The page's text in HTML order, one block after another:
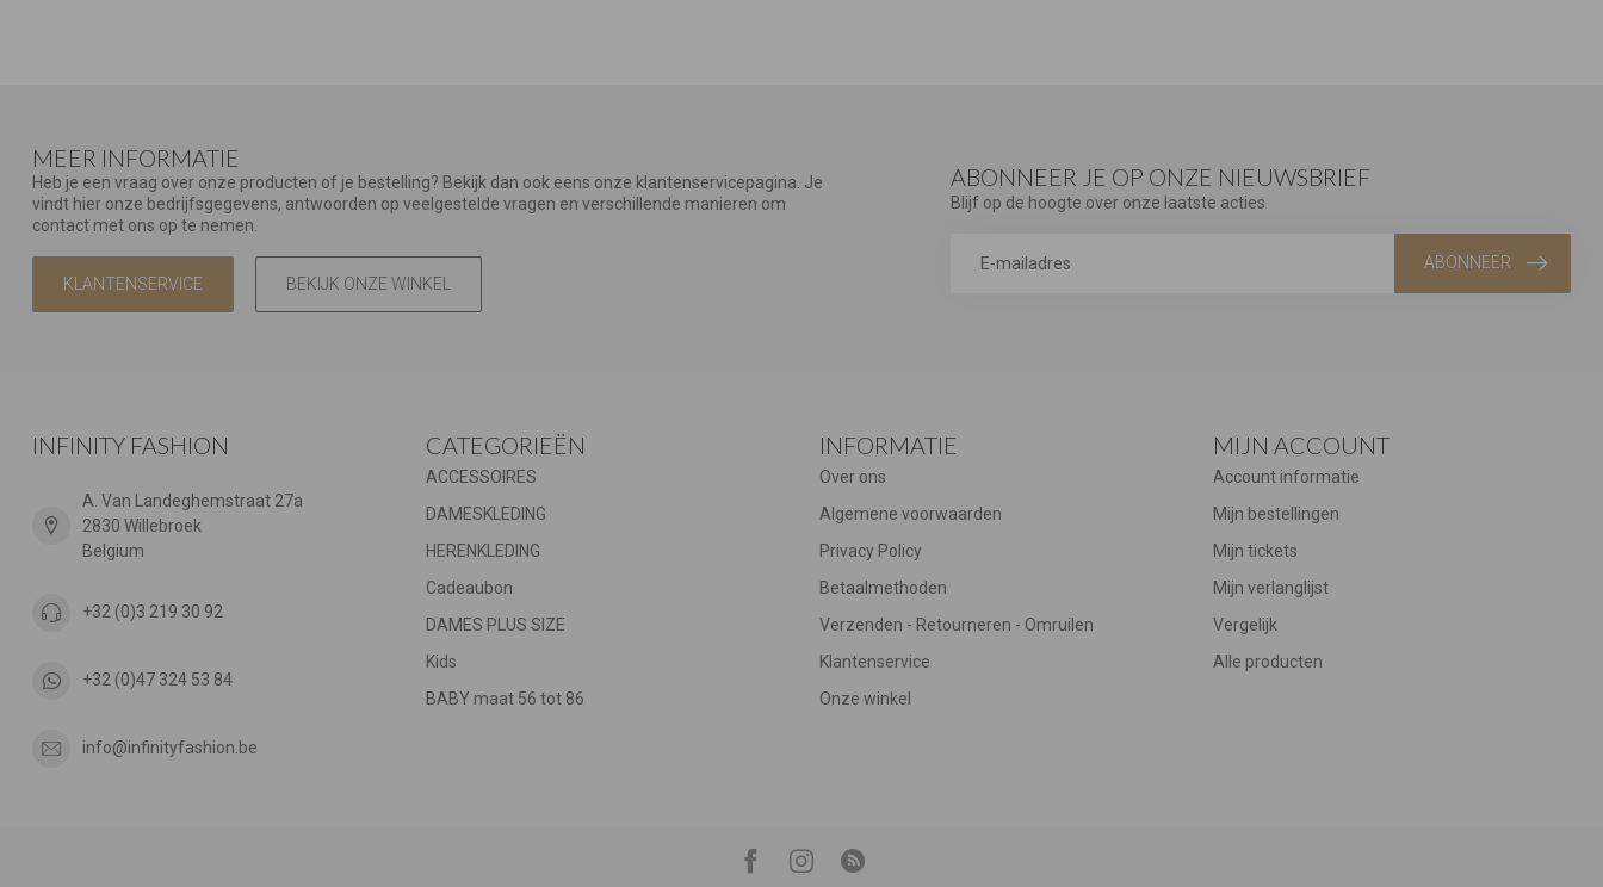
MEER INFORMATIE
Heb je een vraag over onze producten of je bestelling? Bekijk dan ook eens onze klantenservicepagina. Je
vindt hier onze bedrijfsgegevens, antwoorden op veelgestelde vragen en verschillende manieren om
contact met ons op te nemen.
KLANTENSERVICE BEKIJK ONZE WINKEL
ABONNEER JE OP ONZE NIEUWSBRIEF
Blijf op de hoogte over onze laatste acties
ABONNEER
INFINITY FASHION
A. Van Landeghemstraat 27a
2830 Willebroek
Belgium
+32 (0)3 219 30 92
+32 (0)47 324 53 84
info@infinityfashion.be
CATEGORIEËN
ACCESSOIRES
DAMESKLEDING
HERENKLEDING
Cadeaubon
DAMES PLUS SIZE
Kids
BABY maat 56 tot 86
INFORMATIE
Over ons
Algemene voorwaarden
Privacy Policy
Betaalmethoden
Verzenden - Retourneren - Omruilen
Klantenservice
Onze winkel
MIJN ACCOUNT
Account informatie
Mijn bestellingen
Mijn tickets
Mijn verlanglijst
Vergelijk
Alle producten